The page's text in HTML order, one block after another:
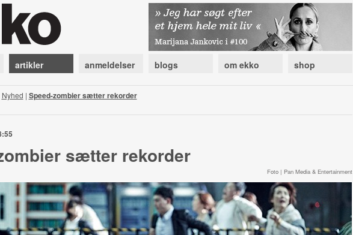
artikler anmeldelser blogs om ekko shop
Nyhed | Speed-zombier sætter rekorder
sætter rekorder
Foto | Pan Media & Entertainment